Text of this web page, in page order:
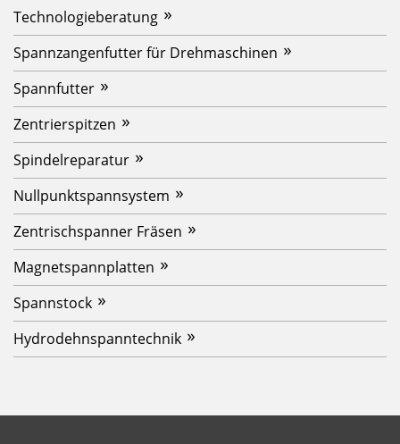
Technologieberatung
Spannzangenfutter für Drehmaschinen
Spannfutter
Zentrierspitzen
Spindelreparatur
Nullpunktspannsystem
Zentrischspanner Fräsen
Magnetspannplatten
Spannstock
Hydrodehnspanntechnik